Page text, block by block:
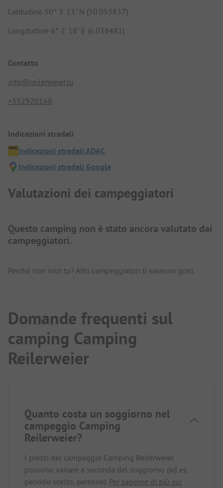
Latitudine 50° 3' 13" N (50.053837)
Longitudine 6° 2' 18" E (6.038481)
Contatto
info@reilerweier.lu
+352920160
Indicazioni stradali
Indicazioni stradali ADAC
Indicazioni stradali Google
Valutazioni dei campeggiatori
Questo camping non è stato ancora valutato dai
campeggiatori.
Perché non inizi tu? Altri campeggiatori ti saranno grati.
Domande frequenti sul
camping Camping
Reilerweier
Quanto costa un soggiorno nel
campeggio Camping
Reilerweier?
I prezzi del campeggio Camping Reilerweier
possono variare a seconda del soggiorno (ad es.
periodo scelto, persone). Per saperne di più sui